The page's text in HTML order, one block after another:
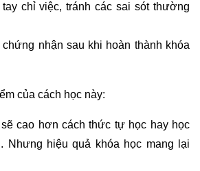
chỉ việc, tránh các sai sót thường
nhận sau khi hoàn thành khóa
của cách học này:
cao hơn cách thức tự học hay học
Nhưng hiệu quả khóa học mang lại